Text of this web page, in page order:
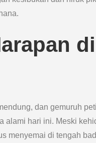
dan gemuruh
alami hari ini. Meski
menyemai di tengah